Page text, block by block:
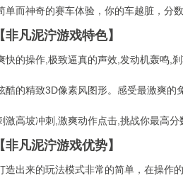
单而神奇的赛车体验，你的车越脏，分
【非凡泥泞游戏特色】
快的操作,极致逼真的声效,发动机轰鸣,
酷的精致3D像素风图形。感受最激爽的
激高坡冲刺,激爽动作点击,挑战你最高分
【非凡泥泞游戏优势】
造出来的玩法模式非常的简单，在操作